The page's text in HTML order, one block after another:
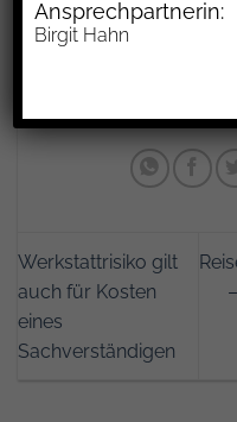
bewohnbar oder die
Werkstattrisiko gilt
auch für Kosten
eines
Sachverständigen
Ansprechpartnerin:
Birgit Hahn